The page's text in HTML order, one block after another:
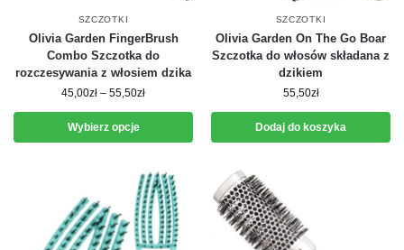
SZCZOTKI
Olivia Garden FingerBrush
Combo Szczotka do
rozczesywania z włosiem dzika
45,00zł – 55,50zł
Wybierz opcje
SZCZOTKI
Olivia Garden On The Go Boar
Szczotka do włosów składana z
dzikiem
55,50zł
Dodaj do koszyka